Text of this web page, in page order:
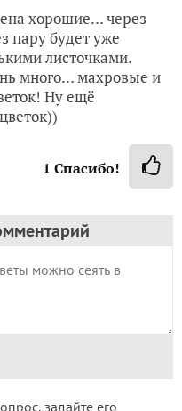
хорошие… через
пару будет уже
листочками.
много… махровые и
Ну ещё
1 Спасибо!
задайте его